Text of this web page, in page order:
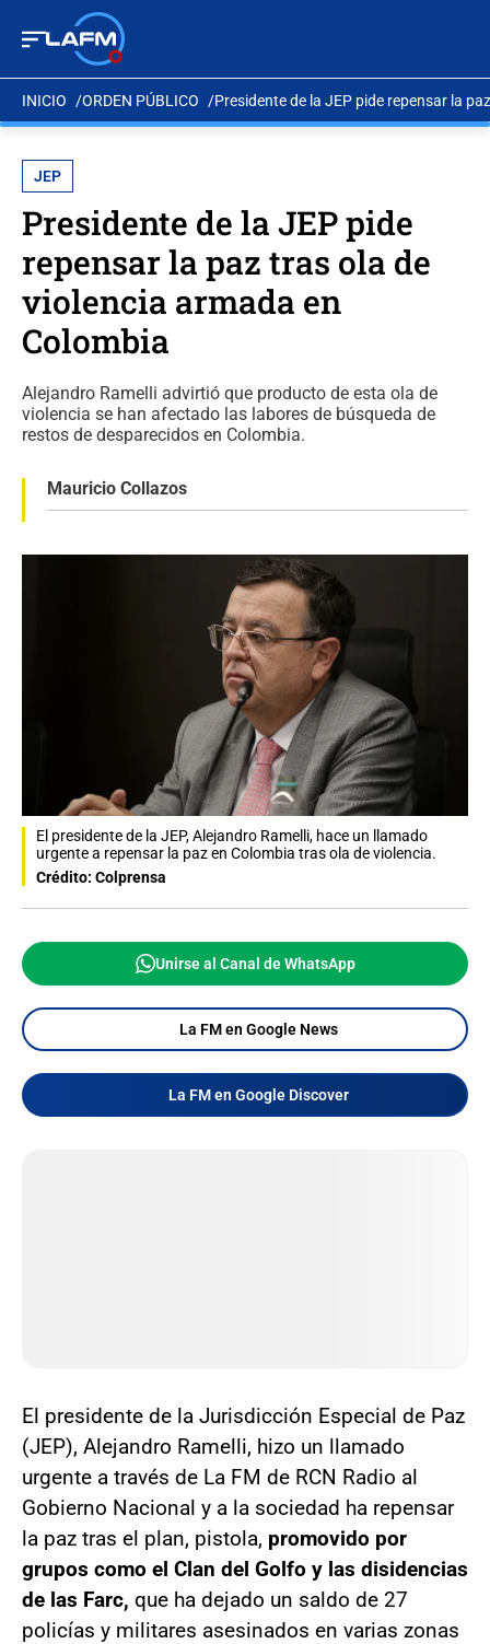
INICIO ORDEN PÚBLICO Presidente de la JEP pide repensar la
JEP
Presidente de la JEP pide
repensar la paz tras ola de
violencia armada en
Colombia
Alejandro Ramelli advirtió que producto de esta ola de
violencia se han afectado las labores de búsqueda de
restos de desparecidos en Colombia.
Mauricio Collazos
El presidente de la JEP, Alejandro Ramelli, hace un llamado
urgente a repensar la paz en Colombia tras ola de violencia.
Crédito: Colprensa
Unirse al Canal de WhatsApp
La FM en Google News
La FM en Google Discover
El presidente de la Jurisdicción Especial de Paz
(JEP), Alejandro Ramelli, hizo un llamado
urgente a través de La FM de RCN Radio al
Gobierno Nacional y a la sociedad ha repensar
la paz tras el plan, pistola, promovido por
grupos como el Clan del Golfo y las disidencias
de las Farc, que ha dejado un saldo de 27
policías y militares asesinados en varias zonas